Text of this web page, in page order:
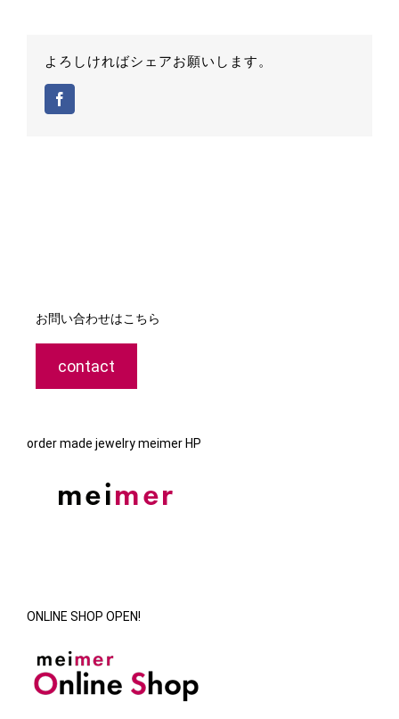
よろしければシェアお願いします。
お問い合わせはこちら
contact
order made jewelry meimer HP
ONLINE SHOP OPEN!